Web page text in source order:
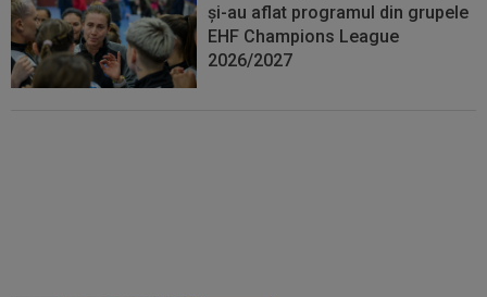
și-au aflat programul din grupele
EHF Champions League
2026/2027